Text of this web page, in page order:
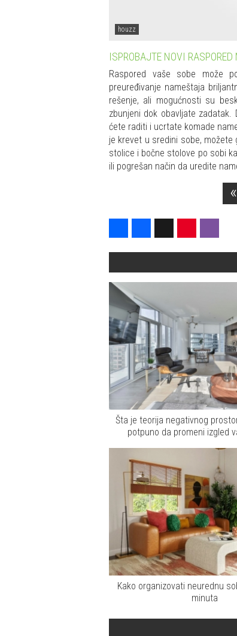
houzz
ISPROBAJTE NOVI
Raspored vaše sobe može
preuređivanje nameštaja
rešenje, ali mogućnosti su
zbunjeni dok obavljate
ćete raditi i ucrtate komade
je krevet u sredini sobe,
stolice i bočne stolove po sobi
ili pogrešan način da uredite
«
Šta je teorija negativnog
potpuno da promeni izgled
Kako organizovati neurednu
minuta